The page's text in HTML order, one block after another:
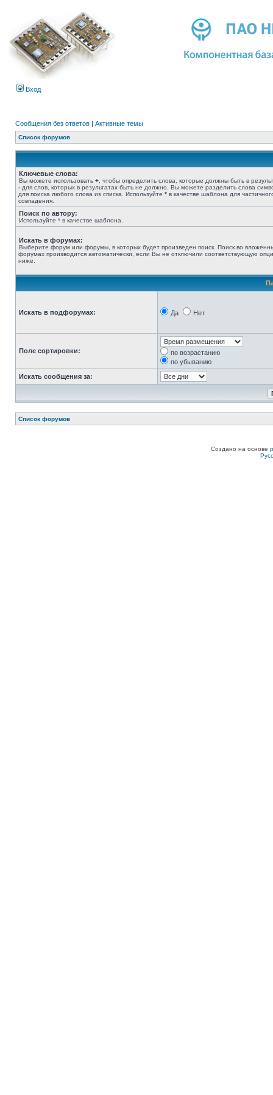
Вход
Сообщения без ответов | Активные темы
Список форумов
Ключевые слова:
Вы можете использовать + , чтобы определить слова, которые должны быть в
- для слов, которых в результатах быть не должно. Вы можете разделить слова
для поиска любого слова из списка. Используйте * в качестве шаблона для
совпадения.
Поиск по автору:
Используйте * в качестве шаблона.
Искать в форумах:
Выберите форум или форумы, в которых будет произведен поиск. Поиск во
форумах производится автоматически, если Вы не отключили соответствующую
ниже.
Искать в подфорумах: Да Нет
Поле сортировки:
по возрастанию
по убыванию
Искать сообщения за:
Список форумов
Создано на основе